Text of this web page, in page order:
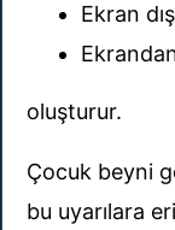
Ekran
oluşturur.
Çocuk beyni
bu uyarılara